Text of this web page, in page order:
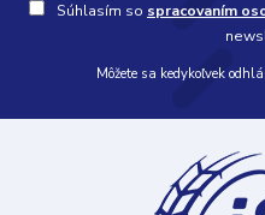
Súhlasím so spracovaním
Môžete sa kedykoľvek